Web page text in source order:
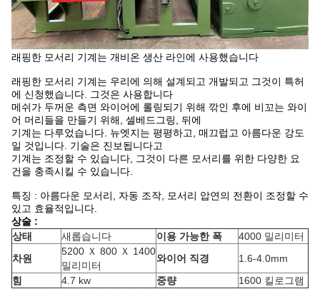
래핑한 모서리 기계는 개비온 생산 라인에 사용했습니다
래핑한 모서리 기계는 우리에 의해 설계되고 개발되고 그것이 특허
에 신청했습니다. 그것은 사용합니다
메쉬가 두꺼운 측면 와이어에 롤링되기 위해 깎인 후에 비꼬는 와이
어 머리들을 만들기 위해, 셀베드그링, 뒤에
기계는 다루었습니다. 뉴엣지는 평평하고, 매끄럽고 아름다운 강도
일 것입니다. 기술은 진보됩니다고
기계는 조정할 수 있습니다, 그것이 다른 모서리를 위한 다양한 요
건을 충족시킬 수 있습니다.
특징 : 아름다운 모서리, 자동 조작, 모서리 압연의 전환이 조정할 수
있고 효율적입니다.
상술 :
상태
새롭습니다 이용 가능한 폭
4000 밀리미터
차원
5200 Ｘ 800 Ｘ 1400
밀리미터
와이어 직경
1.6-4.0mm
힘
4.7 kw 중량
1600 킬로그램